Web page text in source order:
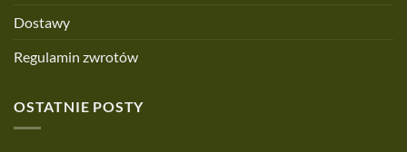
Dostawy
Regulamin zwrotów
OSTATNIE POSTY